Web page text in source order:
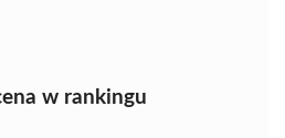
w rankingu